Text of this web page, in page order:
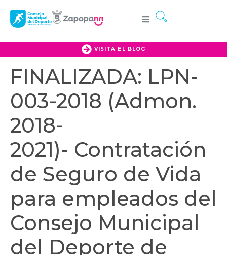
VISITA EL BLOG
FINALIZADA: LPN-
003-2018 (Admon.
2018-
2021)- Contratación
de Seguro de Vida
para empleados del
Consejo Municipal
del Deporte de